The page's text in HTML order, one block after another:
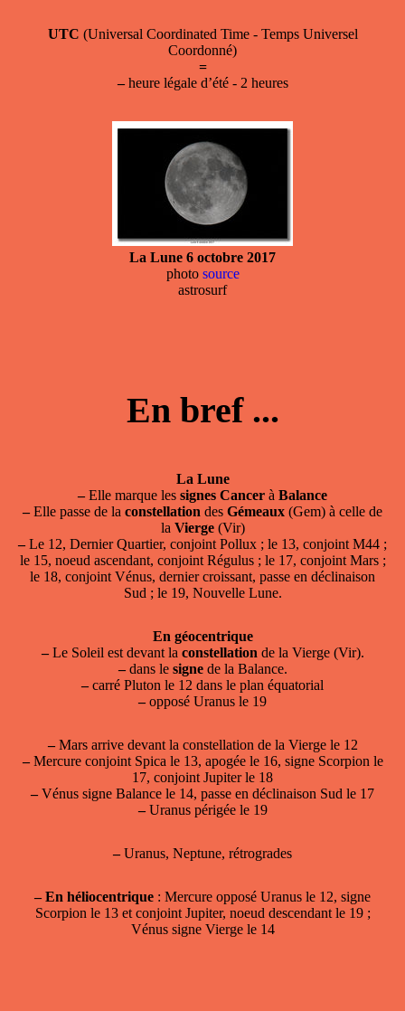
UTC (Universal Coordinated Time - Temps Universel
Coordonné)
=
–heure légale d’été - 2 heures
La Lune 6 octobre 2017
photo source
astrosurf
En bref ...
La Lune
–Elle marque les signes Cancer à Balance
–Elle passe de la constellation des Gémeaux (Gem) à celle de
la Vierge(Vir)
–Le 12, Dernier Quartier, conjoint Pollux ; le 13, conjoint M44 ;
le 15, noeud ascendant, conjoint Régulus ; le 17, conjoint Mars ;
le 18, conjoint Vénus, dernier croissant, passe en déclinaison
Sud ; le 19, Nouvelle Lune.
En géocentrique
–Le Soleil est devant la constellation de la Vierge (Vir).
–dans le signede la Balance.
–carré Pluton le 12 dans le plan équatorial
–opposé Uranus le 19
–Mars arrive devant la constellation de la Vierge le 12
–Mercure conjoint Spica le 13, apogée le 16, signe Scorpion le
17, conjoint Jupiter le 18
–Vénus signe Balance le 14, passe en déclinaison Sud le 17
–Uranus périgée le 19
–Uranus, Neptune, rétrogrades
– En héliocentrique : Mercure opposé Uranus le 12, signe
Scorpion le 13 et conjoint Jupiter, noeud descendant le 19 ;
Vénus signe Vierge le 14